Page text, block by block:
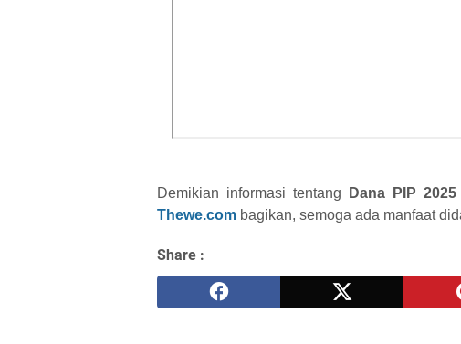
Demikian informasi tentang Dana PIP
Thewe.com bagikan, semoga ada manfaat
Share :